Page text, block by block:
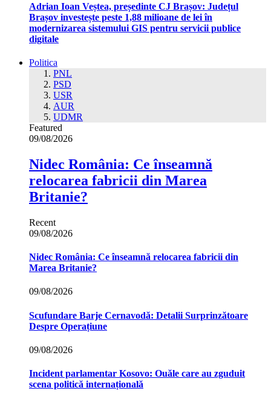
Adrian Ioan Veștea, președinte CJ Brașov: Județul
Brașov investește peste 1,88 milioane de lei în
modernizarea sistemului GIS pentru servicii publice
digitale
Politica
PNL
PSD
USR
AUR
UDMR
Featured
09/08/2026
Nidec România: Ce înseamnă
relocarea fabricii din Marea
Britanie?
Recent
09/08/2026
Nidec România: Ce înseamnă relocarea fabricii din
Marea Britanie?
09/08/2026
Scufundare Barje Cernavodă: Detalii Surprinzătoare
Despre Operațiune
09/08/2026
Incident parlamentar Kosovo: Ouăle care au zguduit
scena politică internațională